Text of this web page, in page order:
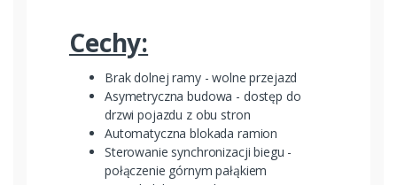
Cechy:
Brak dolnej ramy - wolne przejazd
Asymetryczna budowa - dostęp do
drzwi pojazdu z obu stron
Automatyczna blokada ramion
Sterowanie synchronizacji biegu -
połączenie górnym pałąkiem